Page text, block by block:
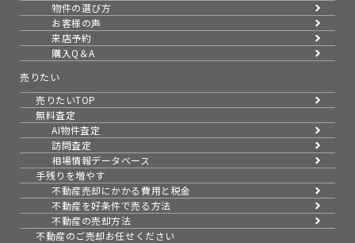
物件の選び方
お客様の声
来店予約
購入Q＆A
売りたい
売りたいTOP
無料査定
AI物件査定
訪問査定
相場情報データベース
手残りを増やす
不動産売却にかかる費用と税金
不動産を好条件で売る方法
不動産の売却方法
不動産のご売却お任せください